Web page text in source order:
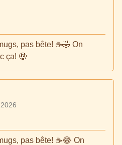
pas bête! ☕🤣 On
ça! 🤑
pas bête! ☕️😂 On